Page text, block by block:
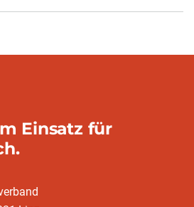
Einsatz für